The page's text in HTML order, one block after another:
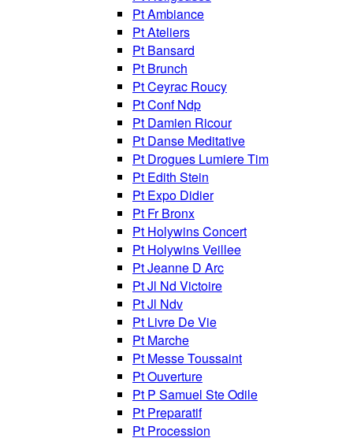
Pt Ambiance
Pt Ateliers
Pt Bansard
Pt Brunch
Pt Ceyrac Roucy
Pt Conf Ndp
Pt Damien Ricour
Pt Danse Meditative
Pt Drogues Lumiere Tim
Pt Edith Stein
Pt Expo Didier
Pt Fr Bronx
Pt Holywins Concert
Pt Holywins Veillee
Pt Jeanne D Arc
Pt Jl Nd Victoire
Pt Jl Ndv
Pt Livre De Vie
Pt Marche
Pt Messe Toussaint
Pt Ouverture
Pt P Samuel Ste Odile
Pt Preparatif
Pt Procession